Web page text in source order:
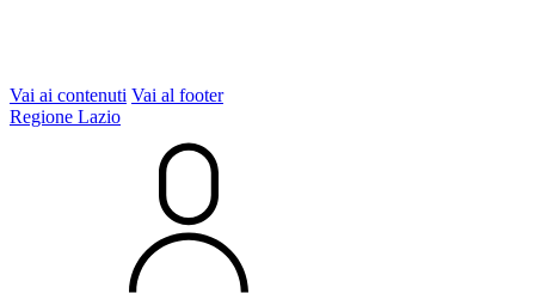
Vai ai contenuti Vai al footer
Regione Lazio